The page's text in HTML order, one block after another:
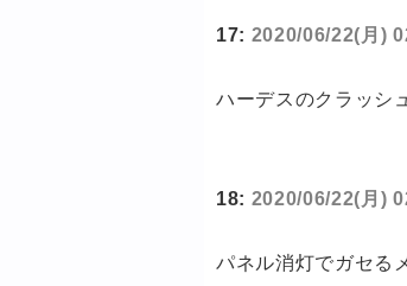
17: 2020/06/22(月)
ハーデスのクラッシュ
18: 2020/06/22(月)
パネル消灯でガセる